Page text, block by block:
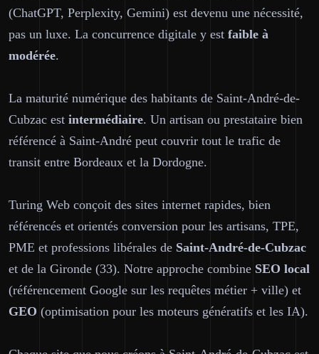
(ChatGPT, Perplexity, Gemini) est devenu une nécessité,
pas un luxe. La concurrence digitale y est faible à
modérée.
La maturité numérique des habitants de Saint-André-de-
Cubzac est intermédiaire. Un artisan ou prestataire bien
référencé à Saint-André peut couvrir tout le trafic de
transit entre Bordeaux et la Dordogne.
Turing Web conçoit des sites internet rapides, bien
référencés et orientés conversion pour les artisans, TPE,
PME et professions libérales de Saint-André-de-Cubzac
et de la Gironde (33). Notre approche combine SEO local
(référencement Google sur les requêtes métier + ville) et
GEO (optimisation pour les moteurs génératifs et les IA).